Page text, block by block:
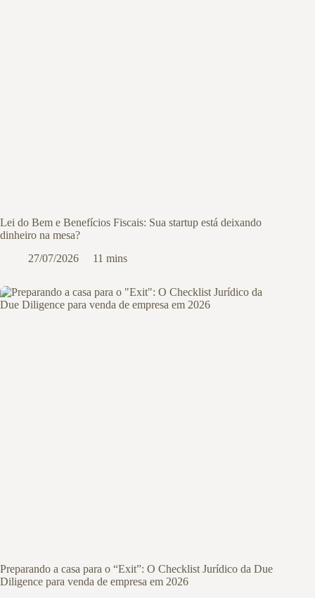
Lei do Bem e Benefícios Fiscais: Sua startup está deixando
dinheiro na mesa?
27/07/2026
11 mins
Preparando a casa para o “Exit”: O Checklist Jurídico da Due
Diligence para venda de empresa em 2026